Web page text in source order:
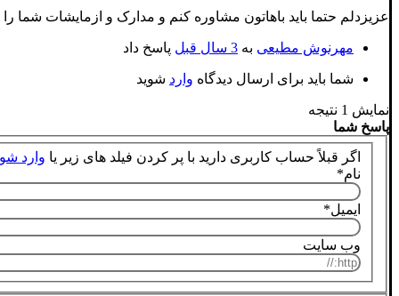
عزیزدلم حتما باید باهاتون مشاوره کنم و مدارک و ازمایشات شما
مهرنوش مطیعی به 3 سال قبل پاسخ داد
شما باید برای ارسال دیدگاه وارد شوید
نمایش 1 نتیجه
پاسخ شما
اگر قبلاً حساب کاربری دارید با پر کردن فیلد های زیر یا وارد
نام*
ایمیل*
وب سایت